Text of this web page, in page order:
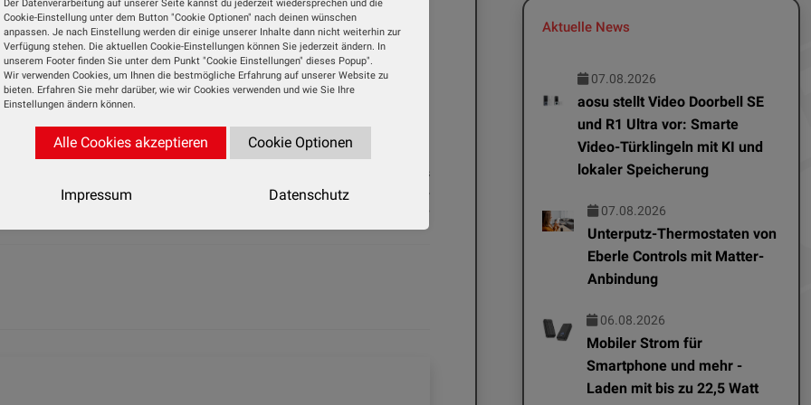
HDMI-Eingängen (2.1) auch USB-C mit 30 Watt Power
oder mobile Geräte flexibel einbinden.
Verkaufspreis von 1.399 Euro erhältlich, der
Nächste News
Außen-Überwachungskamera mit Akku - App-
Steuerung aus der Ferne
Aktuelle News
07.08.2026
aosu stellt Video Doorbell SE
und R1 Ultra vor: Smarte
Video-Türklingeln mit KI und
lokaler Speicherung
07.08.2026
Unterputz-Thermostaten von
Eberle Controls mit Matter-
Anbindung
06.08.2026
Mobiler Strom für
Smartphone und mehr -
Laden mit bis zu 22,5 Watt
Der Datenverarbeitung auf unserer Seite kannst du jederzeit wiedersprechen und die
Cookie-Einstellung unter dem Button "Cookie Optionen" nach deinen wünschen
anpassen. Je nach Einstellung werden dir einige unserer Inhalte dann nicht weiterhin zur
Verfügung stehen. Die aktuellen Cookie-Einstellungen können Sie jederzeit ändern. In
unserem Footer finden Sie unter dem Punkt "Cookie Einstellungen" dieses Popup".
Wir verwenden Cookies, um Ihnen die bestmögliche Erfahrung auf unserer Website zu
bieten. Erfahren Sie mehr darüber, wie wir Cookies verwenden und wie Sie Ihre
Einstellungen ändern können.
Alle Cookies akzeptieren Cookie Optionen
Impressum Datenschutz